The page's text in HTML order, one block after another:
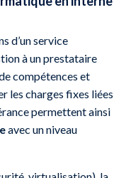
d’un service
à un prestataire
compétences et
les charges fixes liées
permettent ainsi
avec un niveau